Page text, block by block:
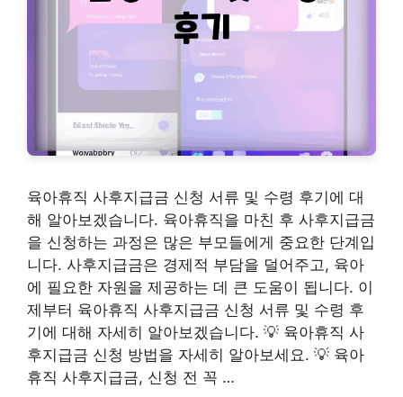
육아휴직 사후지급금 신청 서류 및 수령 후기에 대
해 알아보겠습니다. 육아휴직을 마친 후 사후지급금
을 신청하는 과정은 많은 부모들에게 중요한 단계입
니다. 사후지급금은 경제적 부담을 덜어주고, 육아
에 필요한 자원을 제공하는 데 큰 도움이 됩니다. 이
제부터 육아휴직 사후지급금 신청 서류 및 수령 후
기에 대해 자세히 알아보겠습니다. 💡 육아휴직 사
후지급금 신청 방법을 자세히 알아보세요. 💡 육아
휴직 사후지급금, 신청 전 꼭 …